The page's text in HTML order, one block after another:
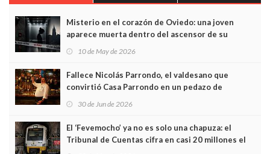
Misterio en el corazón de Oviedo: una joven
aparece muerta dentro del ascensor de su
edificio y las cámaras captan sus últimos minutos
10 de May de 2026
Fallece Nicolás Parrondo, el valdesano que
convirtió Casa Parrondo en un pedazo de
Asturias en Madrid
30 de Jun de 2026
El ‘Fevemocho’ ya no es solo una chapuza: el
Tribunal de Cuentas cifra en casi 20 millones el
sobrecoste de los trenes que no cabían por los